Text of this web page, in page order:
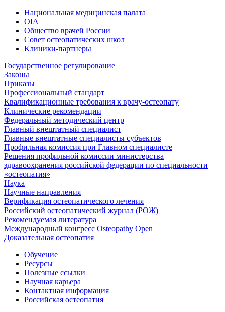
Национальная медицинская палата
OIA
Общество врачей России
Совет остеопатических школ
Клиники-партнеры
Государственное регулирование
Законы
Приказы
Профессиональный стандарт
Квалификационные требования к врачу-остеопату
Клинические рекомендации
Федеральный методический центр
Главный внештатный специалист
Главные внештатные специалисты субъектов
Профильная комиссия при Главном специалисте
Решения профильной комиссии министерства
здравоохранения российской федерации по специальности
«остеопатия»
Наука
Научные направления
Верификация остеопатического лечения
Российский остеопатический журнал (РОЖ)
Рекомендуемая литература
Международный конгресс Osteopathy Open
Доказательная остеопатия
Обучение
Ресурсы
Полезные ссылки
Научная карьера
Контактная информация
Российская остеопатия